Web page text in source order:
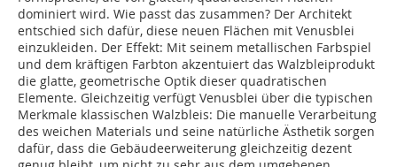
dominiert wird. Wie passt das zusammen? Der Architekt
entschied sich dafür, diese neuen Flächen mit Venusblei
einzukleiden. Der Effekt: Mit seinem metallischen Farbspiel
und dem kräftigen Farbton akzentuiert das Walzbleiprodukt
die glatte, geometrische Optik dieser quadratischen
Elemente. Gleichzeitig verfügt Venusblei über die typischen
Merkmale klassischen Walzbleis: Die manuelle Verarbeitung
des weichen Materials und seine natürliche Ästhetik sorgen
dafür, dass die Gebäudeerweiterung gleichzeitig dezent